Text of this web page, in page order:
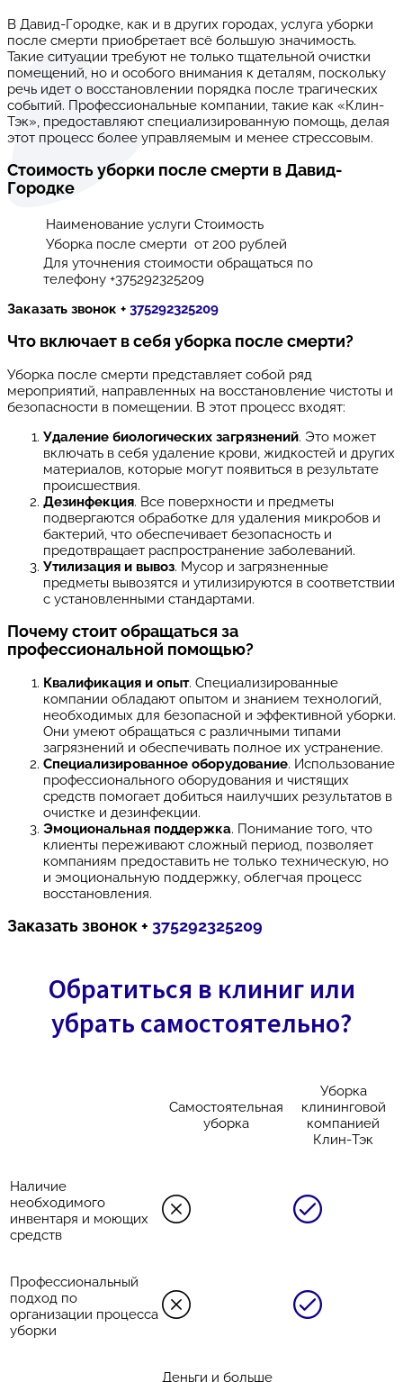
В Давид-Городке, как и в других городах, услуга уборки
после смерти приобретает всё большую значимость.
Такие ситуации требуют не только тщательной очистки
помещений, но и особого внимания к деталям, поскольку
речь идет о восстановлении порядка после трагических
событий. Профессиональные компании, такие как «Клин-
Тэк», предоставляют специализированную помощь, делая
этот процесс более управляемым и менее стрессовым.
Стоимость уборки после смерти в Давид-
Городке
Наименование услуги Стоимость
Уборка после смерти от 200 рублей
Для уточнения стоимости обращаться по
телефону +375292325209
Заказать звонок + 375292325209
Что включает в себя уборка после смерти?
Уборка после смерти представляет собой ряд
мероприятий, направленных на восстановление чистоты и
безопасности в помещении. В этот процесс входят:
Удаление биологических загрязнений. Это может
включать в себя удаление крови, жидкостей и других
материалов, которые могут появиться в результате
происшествия.
Дезинфекция. Все поверхности и предметы
подвергаются обработке для удаления микробов и
бактерий, что обеспечивает безопасность и
предотвращает распространение заболеваний.
Утилизация и вывоз. Мусор и загрязненные
предметы вывозятся и утилизируются в соответствии
с установленными стандартами.
Почему стоит обращаться за
профессиональной помощью?
Квалификация и опыт. Специализированные
компании обладают опытом и знанием технологий,
необходимых для безопасной и эффективной уборки.
Они умеют обращаться с различными типами
загрязнений и обеспечивать полное их устранение.
Специализированное оборудование. Использование
профессионального оборудования и чистящих
средств помогает добиться наилучших результатов в
очистке и дезинфекции.
Эмоциональная поддержка. Понимание того, что
клиенты переживают сложный период, позволяет
компаниям предоставить не только техническую, но
и эмоциональную поддержку, облегчая процесс
восстановления.
Заказать звонок + 375292325209
Обратиться в клиниг или
убрать самостоятельно?
Самостоятельная
уборка
Уборка
клининговой
компанией
Клин-Тэк
Наличие
необходимого
инвентаря и моющих
средств
Профессиональный
подход по
организации процесса
уборки
Деньги и больше